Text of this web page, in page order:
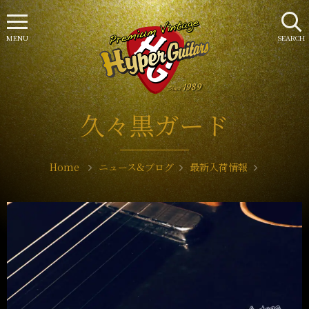
久々黒ガード
Home ニュース&ブログ 最新入荷情報
SEARCH
MENU